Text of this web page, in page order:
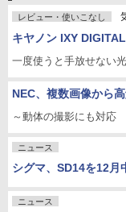
レビュー・使いこなし
キヤノン IXY
一度使うと手放せない
NEC、複数画像から
～動体の撮影にも対応
ニュース
シグマ、SD14を12月
ニュース